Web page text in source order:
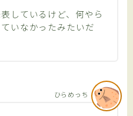
しているけど、何やら
いなかったみたいだ
ひらめっち